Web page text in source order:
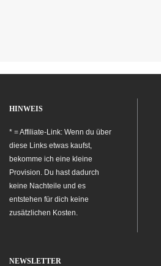
HINWEIS
* = Affiliate-Link: Wenn du über
diese Links etwas kaufst,
bekomme ich eine kleine
Provision. Du hast dadurch
keine Nachteile und es
entstehen für dich keine
zusätzlichen Kosten.
NEWSLETTER